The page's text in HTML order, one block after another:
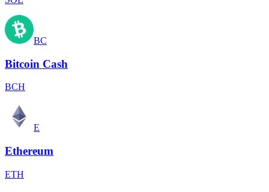
BC
Bitcoin Cash
BCH
E
Ethereum
ETH